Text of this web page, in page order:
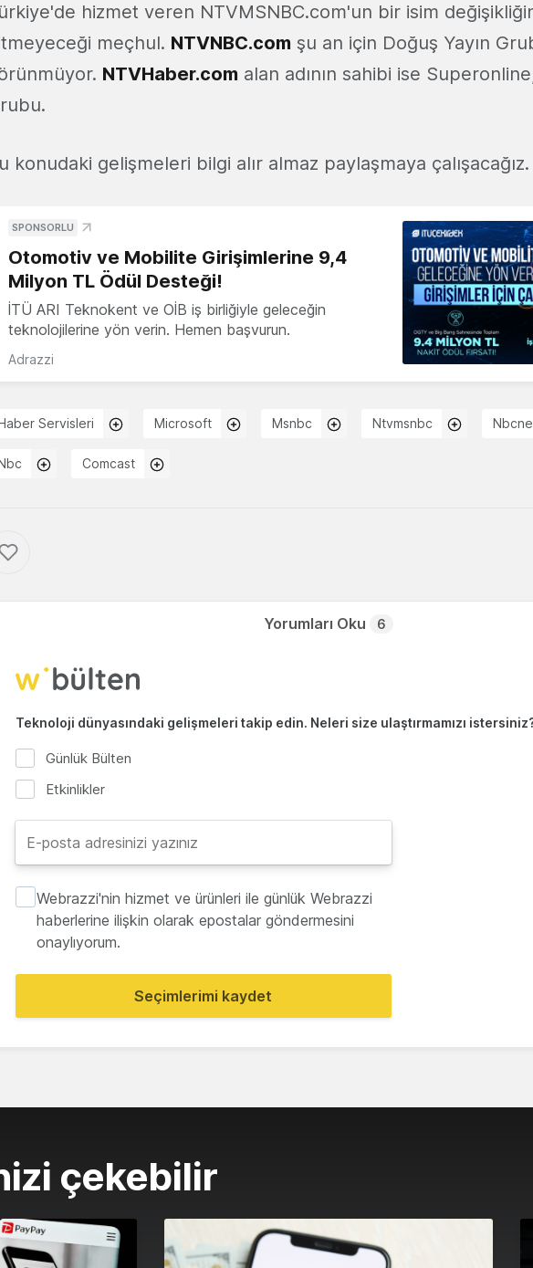
hizmet veren NTVMSNBC.com'un bir isim
meçhul. NTVNBC.com şu an için Doğuş Yayın
NTVHaber.com alan adının sahibi ise
konudaki gelişmeleri bilgi alır almaz paylaşmaya çalışacağız.
SPONSORLU
Otomotiv ve Mobilite Girişimlerine 9,4
Milyon TL Ödül Desteği!
İTÜ ARI Teknokent ve OİB iş birliğiyle geleceğin
teknolojilerine yön verin. Hemen başvurun.
Adrazzi
Servisleri Microsoft Msnbc Ntvmsnbc
Comcast
Yorumları Oku 6
Teknoloji dünyasındaki gelişmeleri takip edin. Neleri size ulaştırmamızı
Günlük Bülten
Etkinlikler
Webrazzi'nin hizmet ve ürünleri ile günlük Webrazzi
haberlerine ilişkin olarak epostalar göndermesini
onaylıyorum.
Seçimlerimi kaydet
çekebilir